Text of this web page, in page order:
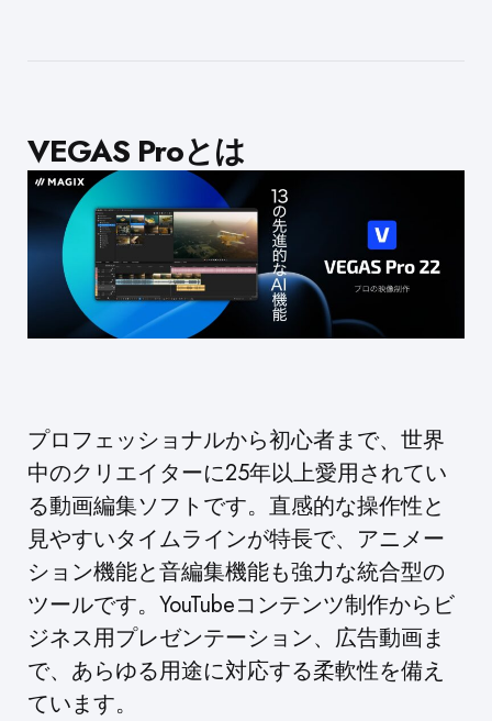
VEGAS Proとは
プロフェッショナルから初心者まで、世界
中のクリエイターに25年以上愛用されてい
る動画編集ソフトです。直感的な操作性と
見やすいタイムラインが特長で、アニメー
ション機能と音編集機能も強力な統合型の
ツールです。YouTubeコンテンツ制作からビ
ジネス用プレゼンテーション、広告動画ま
で、あらゆる用途に対応する柔軟性を備え
ています。